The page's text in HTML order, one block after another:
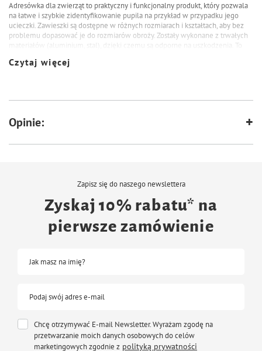
Adresówka dla zwierząt to praktyczny i funkcjonalny produkt, który pozwala
na łatwe i szybkie zidentyfikowanie pupila na przykład w przypadku jego
ucieczki. Zawieszki są dostępne w różnych rozmiarach i kształtach, aby bez
problemu dopasować je do rozmiarów obroży. Zostały wykonane z trwałych
materiałów (aluminium, stal), dzięki czemu są odporne na uszkodzenia. To
Wysokość : 27 mm
w odpowiednich rubrykach (max. 15 znaków).
Grawer wykonywany jest wyłącznie na tylnej stronie zawieszki. Uwaga!
Produkt personalizowany nie podlega zwrotowi.
Czytaj więcej
Opinie:
Zapisz się do naszego newslettera
Zyskaj 10% rabatu* na
pierwsze zamówienie
Jak masz na imię?
Podaj swój adres e-mail
Chcę otrzymywać E-mail Newsletter. Wyrażam zgodę na
przetwarzanie moich danych osobowych do celów
marketingowych zgodnie z polityką prywatności